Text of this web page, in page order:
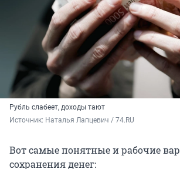
Рубль слабеет, доходы тают
Источник: Наталья Лапцевич / 74.RU
Вот самые понятные и рабочие
сохранения денег: